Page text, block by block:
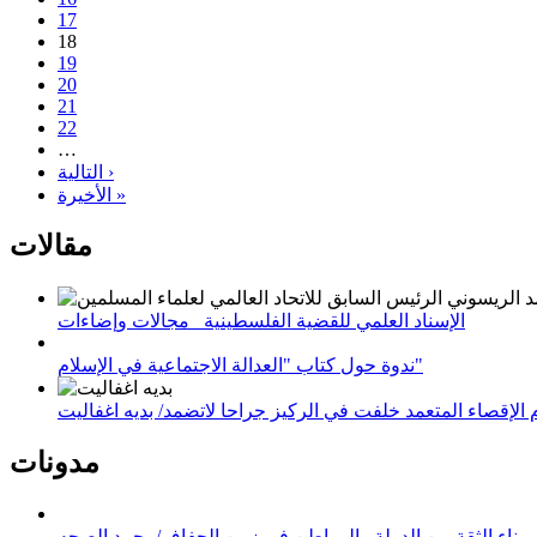
17
18
19
20
21
22
…
التالية ›
الأخيرة »
مقالات
الإسناد العلمي للقضية الفلسطينية_ مجالات وإضاءات
ندوة حول كتاب "العدالة الاجتماعية في الإسلام"
المتعمد خلفت في الركيز جراحا لاتضمد/ بديه اغفاليت
مدونات